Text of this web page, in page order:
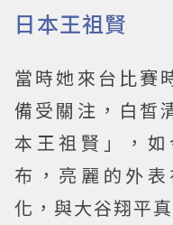
日本王祖賢
當時她來台比賽
備受關注，白皙
本王祖賢」，
布，亮麗的外
化，與大谷翔平